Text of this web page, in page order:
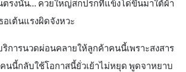
ตรงนั้น… ควยใหญ่สกปรกที่แข็งโด่ขึ้นมาใต้ผ้า
เต้นแรงผิดจังหวะ
การนวดผ่อนคลายให้ลูกค้าคนนี้เพราะสงสาร
นนี้กลับใช้โอกาสนี้ยั่วเย้าไม่หยุด พูดจาหยาบ